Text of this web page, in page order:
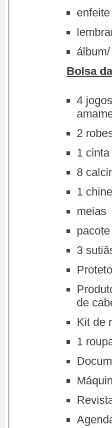
Bolsa
4
2
1
8
1
meias
3
de
Kit de
1